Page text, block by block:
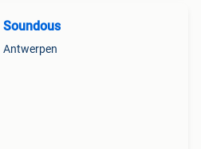
Soundous
Antwerpen